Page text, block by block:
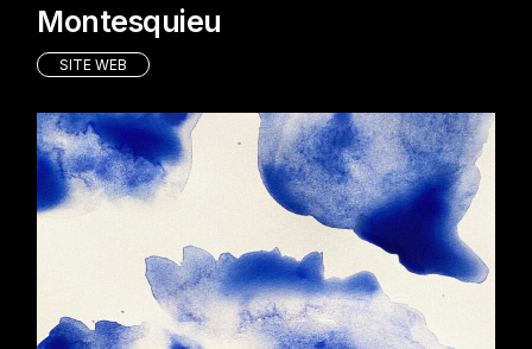
Montesquieu
SITE WEB